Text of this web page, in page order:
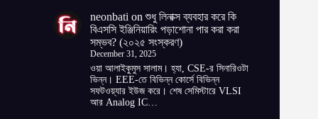
neonbati onশুধু লিনাক্স ব্যবহার করে কি
বিএসসি ইঞ্জিনিয়ারিং পড়াশোনা পার করা করা
সম্ভব? (২০২৫ সংস্করণ)
December 31, 2025
ওয়া আলাইকুমুস সালাম। হ্যা, CSE-র সিনারিওটা
ভিন্ন। EEE-তে বিভিন্ন কোর্সে বিভিন্ন
সফটওয়্যার ইউজ করে। শেষ সেমিস্টারে VLSI
আর Analog IC…